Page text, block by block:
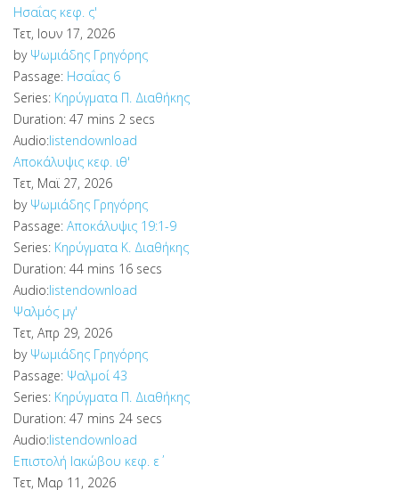
Ησαΐας κεφ. ς'
Τετ, Ιουν 17, 2026
by Ψωμιάδης Γρηγόρης
Passage: Ησαΐας 6
Series: Κηρύγματα Π. Διαθήκης
Duration: 47 mins 2 secs
Audio:listendownload
Αποκάλυψις κεφ. ιθ'
Τετ, Μαϊ 27, 2026
by Ψωμιάδης Γρηγόρης
Passage: Αποκάλυψις 19:1-9
Series: Κηρύγματα Κ. Διαθήκης
Duration: 44 mins 16 secs
Audio:listendownload
Ψαλμός μγ'
Τετ, Απρ 29, 2026
by Ψωμιάδης Γρηγόρης
Passage: Ψαλμοί 43
Series: Κηρύγματα Π. Διαθήκης
Duration: 47 mins 24 secs
Audio:listendownload
Επιστολή Ιακώβου κεφ. ε΄
Τετ, Μαρ 11, 2026